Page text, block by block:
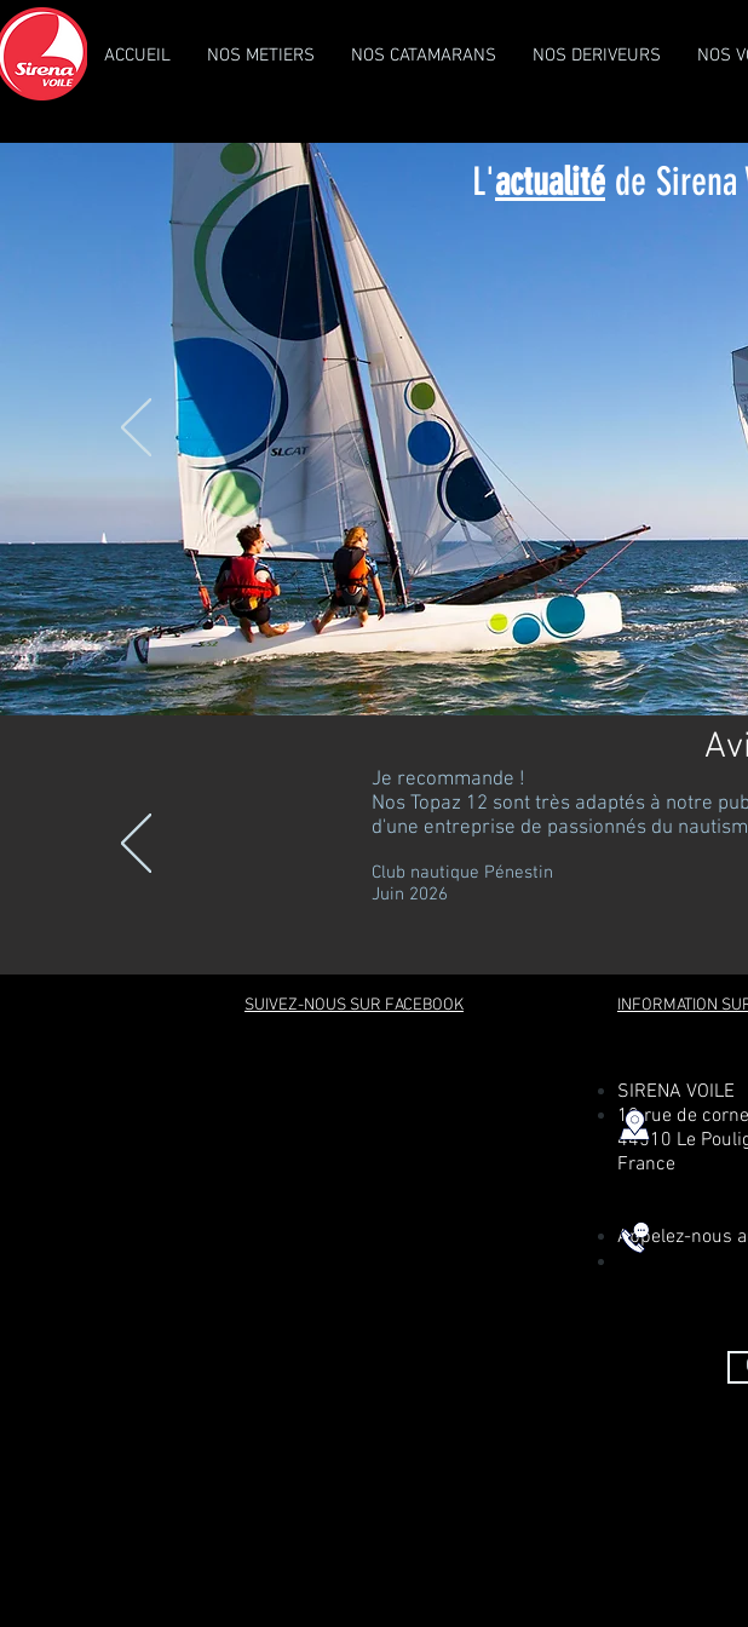
ACCUEIL NOS METIERS NOS CATAMARANS NOS DERIVEURS NOS
L'actualité de Sirena
Je recommande !
Nos Topaz 12 sont très adaptés à notre
d'une entreprise de passionnés du
Club nautique Pénestin
Juin 2026
SUIVEZ-NOUS SUR FACEBOOK INFORMATION
SIRENA VOILE
12 rue de
44510 Le
France
Appelez-nous